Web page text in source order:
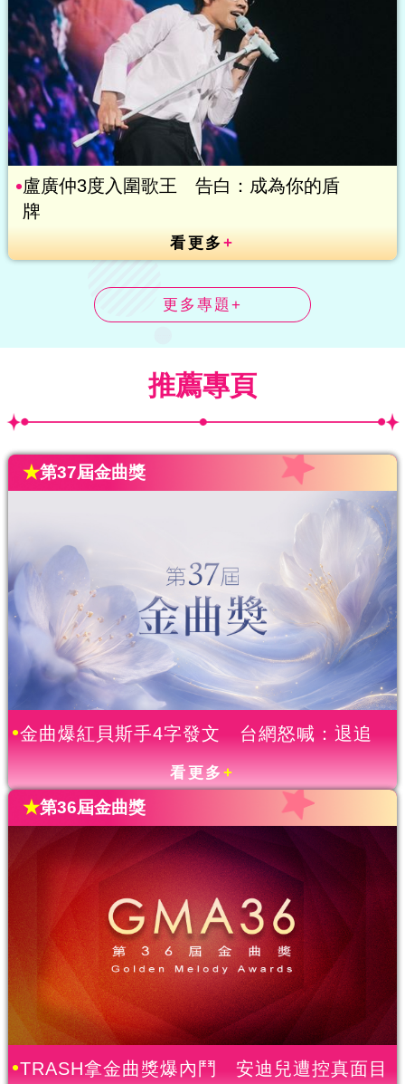
盧廣仲3度入圍歌王 告白：成為你的盾
牌
看更多+
更多專題+
推薦專頁
★第37屆金曲獎
金曲爆紅貝斯手4字發文 台網怒喊：退追
看更多+
★第36屆金曲獎
TRASH拿金曲獎爆內鬥 安迪兒遭控真面目